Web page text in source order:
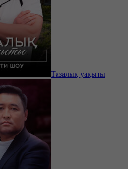
Тазалық уақыты